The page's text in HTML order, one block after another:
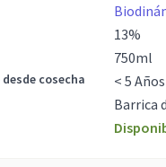
13%
750ml
cosecha < 5 Años
Barrica